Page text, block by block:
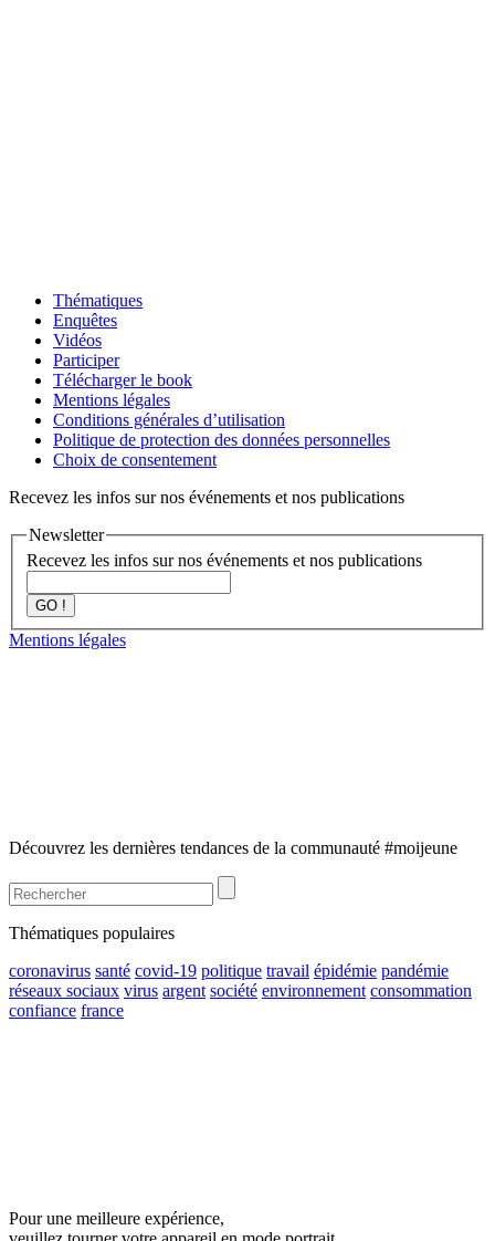
Thématiques
Enquêtes
Vidéos
Participer
Télécharger le book
Mentions légales
Conditions générales d’utilisation
Politique de protection des données personnelles
Choix de consentement
Recevez les infos sur nos événements et nos publications
Newsletter
Recevez les infos sur nos événements et nos publications
GO !
Mentions légales
Découvrez les dernières tendances de la communauté #moijeune
Thématiques populaires
coronavirus santé covid-19 politique travail épidémie pandémie
réseaux sociaux virus argent société environnement consommation
confiance france
Pour une meilleure expérience,